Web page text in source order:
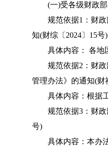
(一)受各级财政部
规范依据1：财政
知(财综〔2024〕15号)
具体内容： 各地区
规范依据2：财政
管理办法》的通知(财
具体内容：根据工
规范依据3：财政部
号)
具体内容：本办法